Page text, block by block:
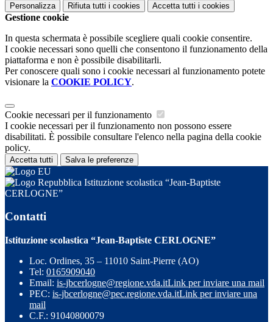
Personalizza Rifiuta tutti i cookies Accetta tutti i cookies
Gestione cookie
In questa schermata è possibile scegliere quali cookie consentire.
I cookie necessari sono quelli che consentono il funzionamento della
piattaforma e non è possibile disabilitarli.
Per conoscere quali sono i cookie necessari al funzionamento potete
visionare la COOKIE POLICY.
Cookie necessari per il funzionamento
I cookie necessari per il funzionamento non possono essere
disabilitati. È possibile consultare l'elenco nella pagina della cookie
policy.
Accetta tutti Salva le preferenze
Istituzione scolastica “Jean-Baptiste
CERLOGNE”
Contatti
Istituzione scolastica “Jean-Baptiste CERLOGNE”
Loc. Ordines, 35 – 11010 Saint-Pierre (AO)
Tel: 0165909040
Email: is-jbcerlogne@regione.vda.itLink per inviare una mail
PEC: is-jbcerlogne@pec.regione.vda.itLink per inviare una
mail
C.F.: 91040800079